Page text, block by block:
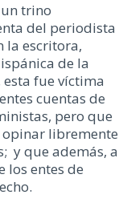
trino
del periodista
la escritora,
de la
fue víctima
cuentas de
pero que
opinar libremente
y que además, a
los entes de